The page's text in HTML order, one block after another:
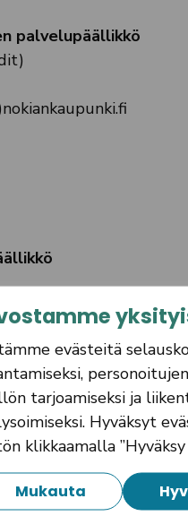
evästeitä
tarjoamiseksi ja
Hyväksyt
klikkaamalla ”Hyväksy
Mukauta
palvelupäällikkö
palvelupäällikkö